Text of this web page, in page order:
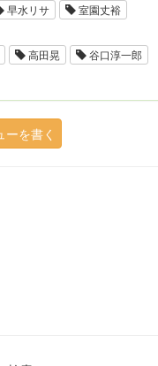
早水リサ
室園丈裕
高田晃
谷口淳一郎
ーを書く